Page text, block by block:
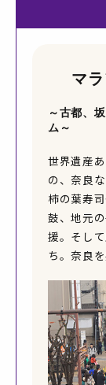
マラ
～古都、
ム～
世界遺産
の、奈良
柿の葉寿
鼓、地元
援。そし
ち。奈良